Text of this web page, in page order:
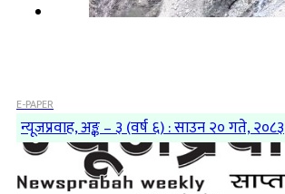
E-PAPER
न्यूजप्रवाह, अङ्क – ३ (वर्ष ६) : साउन २० गते, २०८३